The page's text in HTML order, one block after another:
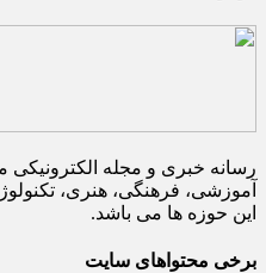
رسانه خبری و مجله الکترونیکی
آموزشی، فرهنگی، هنری،
این حوزه ها می باشد.
برخی محتواهای سایت